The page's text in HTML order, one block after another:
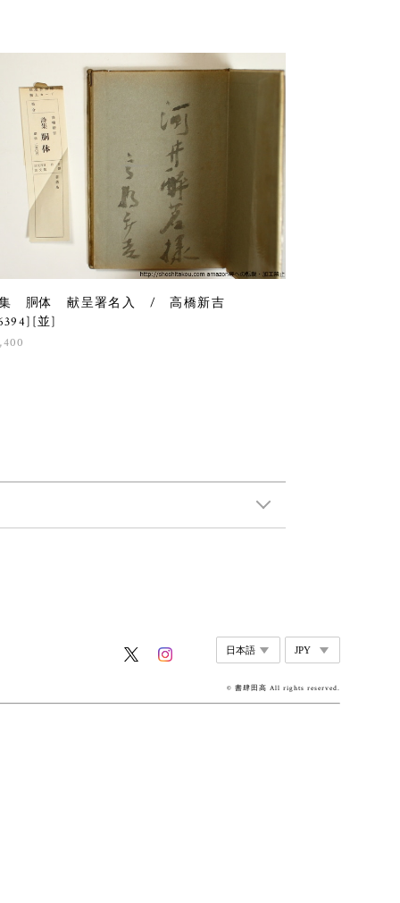
集 胴体 献呈署名入 / 高橋新吉
並]
© 書肆田高 All rights reserved.